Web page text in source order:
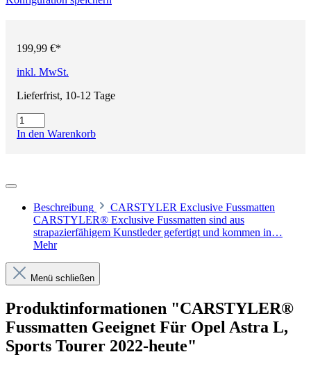
199,99 €*
inkl. MwSt.
Lieferfrist, 10-12 Tage
In den Warenkorb
Beschreibung
CARSTYLER Exclusive Fussmatten
CARSTYLER® Exclusive Fussmatten sind aus
strapazierfähigem Kunstleder gefertigt und kommen in…
Mehr
Menü schließen
Produktinformationen "CARSTYLER®
Fussmatten Geeignet Für Opel Astra L,
Sports Tourer 2022-heute"